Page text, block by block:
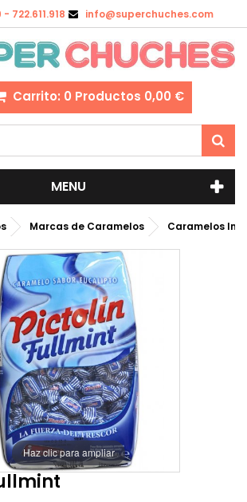
722.611.918 info@superchuches.com
Carrito: 0 Productos 0,00 €
MENU
Marcas de Caramelos Caramelos
Haz clic para ampliar